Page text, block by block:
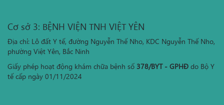
Cơ sở 3: BỆNH VIỆN TNH VIỆT YÊN
Địa chỉ: Lô đất Y tế, đường Nguyễn Thế Nho, KDC Nguyễn Thế Nho,
phường Việt Yên, Bắc Ninh
Giấy phép hoạt động khám chữa bệnh số 378/BYT - GPHĐ do Bộ Y
tế cấp ngày 01/11/2024